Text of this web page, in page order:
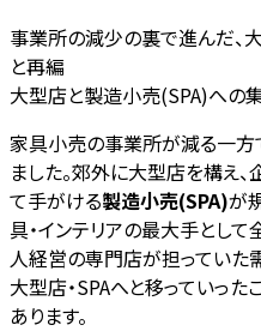
事業所の減少の裏で進んだ、
と再編
大型店と製造小売(SPA)への
家具小売の事業所が減る一方
ました。郊外に大型店を構え
て手がける製造小売(SPA)が
具・インテリアの最大手とし
人経営の専門店が担っていた
大型店・SPAへと移っていっ
あります。